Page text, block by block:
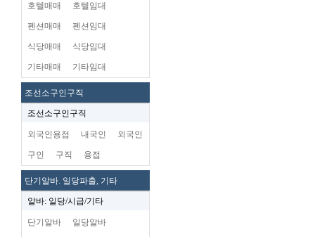
호텔매매 호텔임대
펜션매매 펜션임대
식당매매 식당임대
기타매매 기타임대
조선소구인구직
조선소구인구직
외국인용접 내국인 외국인
구인 구직 용접
단기알바. 일당파출, 기타
알바: 일당/시급/기타
단기알바 일당알바